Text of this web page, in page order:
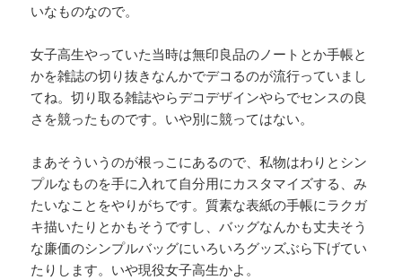
いなものなので。
女子高生やっていた当時は無印良品のノートとか手帳と
かを雑誌の切り抜きなんかでデコるのが流行っていまし
てね。切り取る雑誌やらデコデザインやらでセンスの良
さを競ったものです。いや別に競ってはない。
まあそういうのが根っこにあるので、私物はわりとシン
プルなものを手に入れて自分用にカスタマイズする、み
たいなことをやりがちです。質素な表紙の手帳にラクガ
キ描いたりとかもそうですし、バッグなんかも丈夫そう
な廉価のシンプルバッグにいろいろグッズぶら下げてい
たりします。いや現役女子高生かよ。